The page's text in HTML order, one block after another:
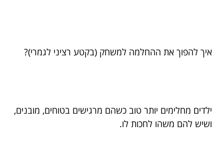
איך להפוך את ההחלמה למשחק (בקטע רציני לגמרי)?
ילדים מחלימים יותר טוב כשהם מרגישים בטוחים, מובנים,
ושיש להם משהו לחכות לו.